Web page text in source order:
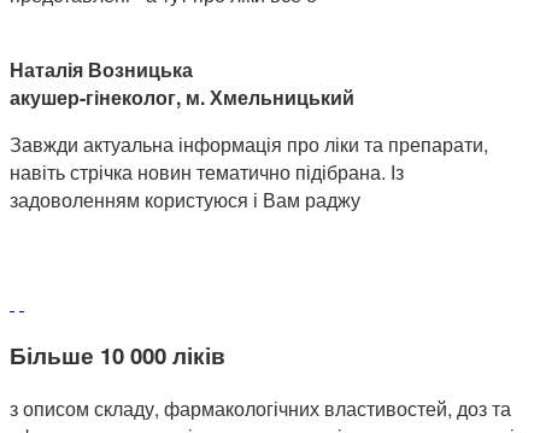
Наталія Возницька
акушер-гінеколог, м. Хмельницький
Завжди актуальна інформація про ліки та препарати,
навіть стрічка новин тематично підібрана. Із
задоволенням користуюся і Вам раджу
Більше 10 000 ліків
з описом складу, фармакологічних властивостей, доз та